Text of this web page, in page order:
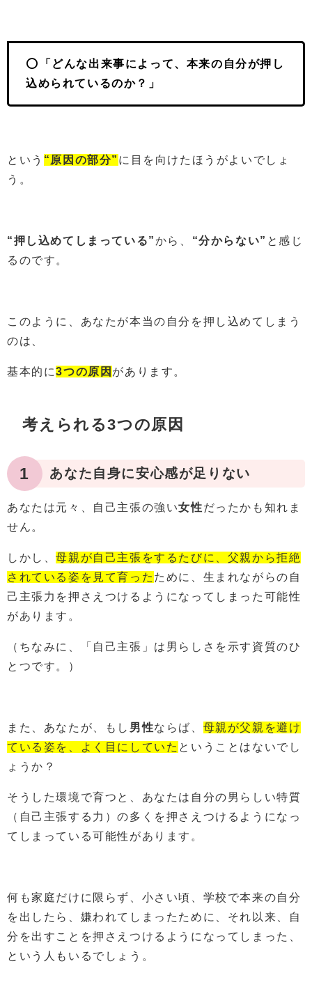
⭕️
「どんな出来事によって、本来の自分が押し
込められているのか？」
という “原因の部分” に目を向けたほうがよいでしょ
う。
“押し込めてしまっている”から、 “分からない” と感じ
るのです。
このように、あなたが本当の自分を押し込めてしまう
のは、
基本的に3つの原因 があります。
考えられる3つの原因
1 あなた自身に安心感が足りない
あなたは元々、自己主張の強い女性だったかも知れま
せん。
しかし、母親が自己主張をするたびに、父親から拒絶
されている姿を見て育った ために、生まれながらの自
己主張力を押さえつけるようになってしまった可能性
があります。
（ちなみに、「自己主張」は男らしさを示す資質のひ
とつです。）
また、あなたが、もし 男性ならば、 母親が父親を避け
ている姿を、よく目にしていた ということはないでし
ょうか？
そうした環境で育つと、あなたは自分の男らしい特質
（自己主張する力）の多くを押さえつけるようになっ
てしまっている可能性があります。
何も家庭だけに限らず、小さい頃、学校で本来の自分
を出したら、嫌われてしまったために、それ以来、自
分を出すことを押さえつけるようになってしまった、
という人もいるでしょう。